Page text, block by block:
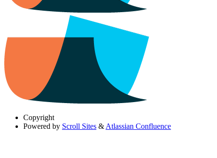
Copyright
Powered by Scroll Sites & Atlassian Confluence